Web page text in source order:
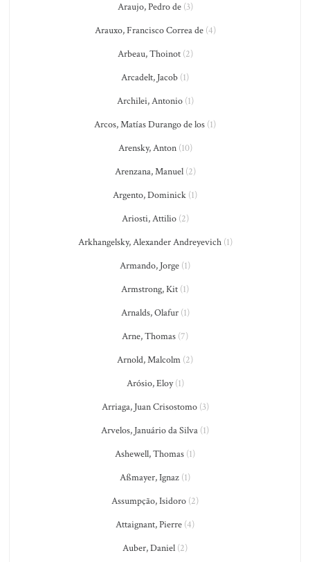
Araujo, Pedro de(3)
Arauxo, Francisco Correa de(4)
Arbeau, Thoinot(2)
Arcadelt, Jacob (1)
Archilei, Antonio(1)
Arcos, Matías Durango de los (1)
Arensky, Anton(10)
Arenzana, Manuel(2)
Argento, Dominick (1)
Ariosti, Attilio(2)
Arkhangelsky, Alexander Andreyevich(1)
Armando, Jorge (1)
Armstrong, Kit (1)
Arnalds, Olafur(1)
Arne, Thomas (7)
Arnold, Malcolm (2)
Arósio, Eloy(1)
Arriaga, Juan Crisostomo(3)
Arvelos, Januário da Silva (1)
Ashewell, Thomas (1)
Aßmayer, Ignaz (1)
Assumpção, Isidoro (2)
Attaignant, Pierre (4)
Auber, Daniel (2)